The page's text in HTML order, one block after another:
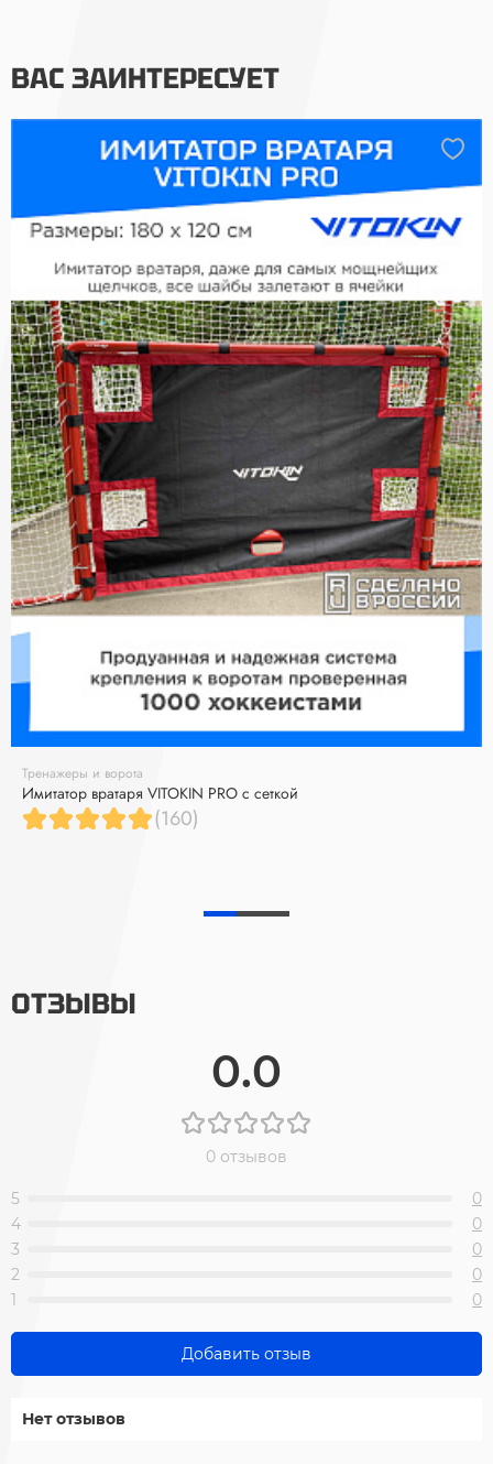
ВАС ЗАИНТЕРЕСУЕТ
Тренажеры и ворота
Имитатор вратаря VITOKIN PRO с сеткой
(160)
ОТЗЫВЫ
0.0
0 отзывов
5
0
4
0
3
0
2
0
1
0
Добавить отзыв
Нет отзывов